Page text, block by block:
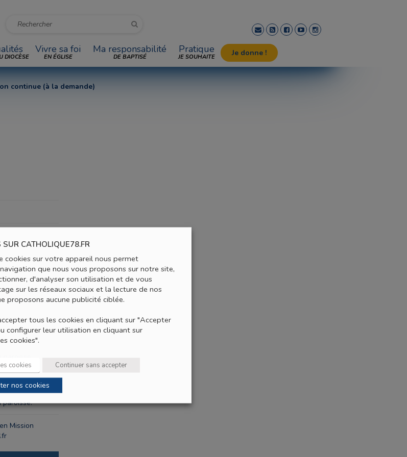
DIOCÈSE
Vivre sa foi
EN ÉGLISE
Ma responsabilité
DE BAPTISÉ
Pratique
JE SOUHAITE Je donne !
continue (à la demande)
oeuvre, pratique
de la relecture
paroisse.
Mission
SUR CATHOLIQUE78.FR
cookies sur votre appareil nous permet
que nous vous proposons sur notre site,
d'analyser son utilisation et de vous
sur les réseaux sociaux et la lecture de nos
proposons aucune publicité ciblée.
tous les cookies en cliquant sur "Accepter
configurer leur utilisation en cliquant sur
cookies".
cookies Continuer sans accepter
nos cookies